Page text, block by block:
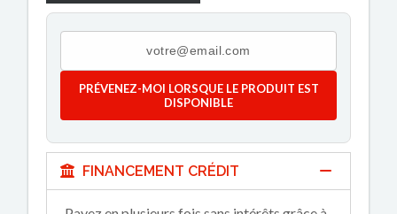
PRÉVENEZ-MOI LORSQUE LE PRODUIT EST
DISPONIBLE
FINANCEMENT CRÉDIT